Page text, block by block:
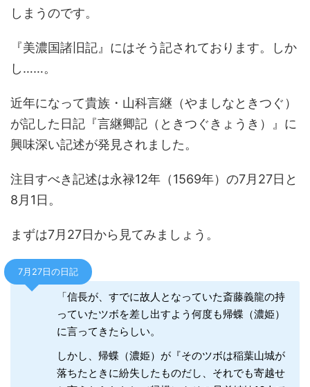
しまうのです。
『美濃国諸旧記』にはそう記されております。しか
し……。
近年になって貴族・山科言継（やましなときつぐ）
が記した日記『言継卿記（ときつぐきょうき）』に
興味深い記述が発見されました。
注目すべき記述は永禄12年（1569年）の7月27日と
8月1日。
まずは7月27日から見てみましょう。
7月27日の日記
「信長が、すでに故人となっていた斎藤義龍の持
っていたツボを差し出すよう何度も帰蝶（濃姫）
に言ってきたらしい。
しかし、帰蝶（濃姫）が『そのツボは稲葉山城が
落ちたときに紛失したものだし、それでも寄越せ